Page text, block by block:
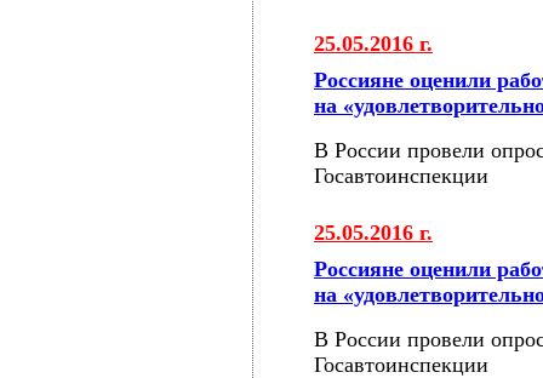
25.05.2016 г.
Россияне оценили
на
В России провели
Госавтоинспекции
25.05.2016 г.
Россияне оценили
на
В России провели
Госавтоинспекции